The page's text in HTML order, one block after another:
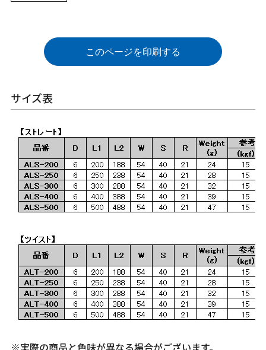
このページを印刷する
サイズ表
※実際の商品と色味が異なる場合がございます。